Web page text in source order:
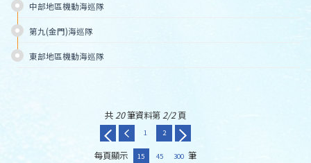
中部地區機動海巡隊
第九(金門)海巡隊
東部地區機動海巡隊
共20筆資料第2/2頁
1 2
每頁顯示 15 45 300 筆